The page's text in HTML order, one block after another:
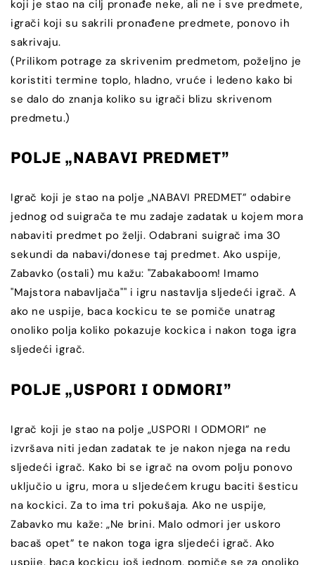
koji je stao na cilj pronađe neke, ali ne i sve predmete,
igrači koji su sakrili pronađene predmete, ponovo ih
sakrivaju.
(Prilikom potrage za skrivenim predmetom, poželjno je
koristiti termine toplo, hladno, vruće i ledeno kako bi
se dalo do znanja koliko su igrači blizu skrivenom
predmetu.)
POLJE „NABAVI PREDMET”
Igrač koji je stao na polje „NABAVI PREDMET” odabire
jednog od suigrača te mu zadaje zadatak u kojem mora
nabaviti predmet po želji. Odabrani suigrač ima 30
sekundi da nabavi/donese taj predmet. Ako uspije,
Zabavko (ostali) mu kažu: "Zabakaboom! Imamo
"Majstora nabavljača"" i igru nastavlja sljedeći igrač. A
ako ne uspije, baca kockicu te se pomiče unatrag
onoliko polja koliko pokazuje kockica i nakon toga igra
sljedeći igrač.
POLJE „USPORI I ODMORI”
Igrač koji je stao na polje „USPORI I ODMORI” ne
izvršava niti jedan zadatak te je nakon njega na redu
sljedeći igrač. Kako bi se igrač na ovom polju ponovo
uključio u igru, mora u sljedećem krugu baciti šesticu
na kockici. Za to ima tri pokušaja. Ako ne uspije,
Zabavko mu kaže: „Ne brini. Malo odmori jer uskoro
bacaš opet” te nakon toga igra sljedeći igrač. Ako